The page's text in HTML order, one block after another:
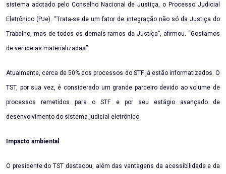
sistema adotado pelo Conselho Nacional de Justiça, o Processo Judicial
Eletrônico (PJe). “Trata-se de um fator de integração não só da Justiça do
Trabalho, mas de todos os demais ramos da Justiça”, afirmou. “Gostamos
de ver ideias materializadas”.
Atualmente, cerca de 50% dos processos do STF já estão informatizados. O
TST, por sua vez, é considerado um grande parceiro devido ao volume de
processos remetidos para o STF e por seu estágio avançado de
desenvolvimento do sistema judicial eletrônico.
Impacto ambiental
O presidente do TST destacou, além das vantagens da acessibilidade e da